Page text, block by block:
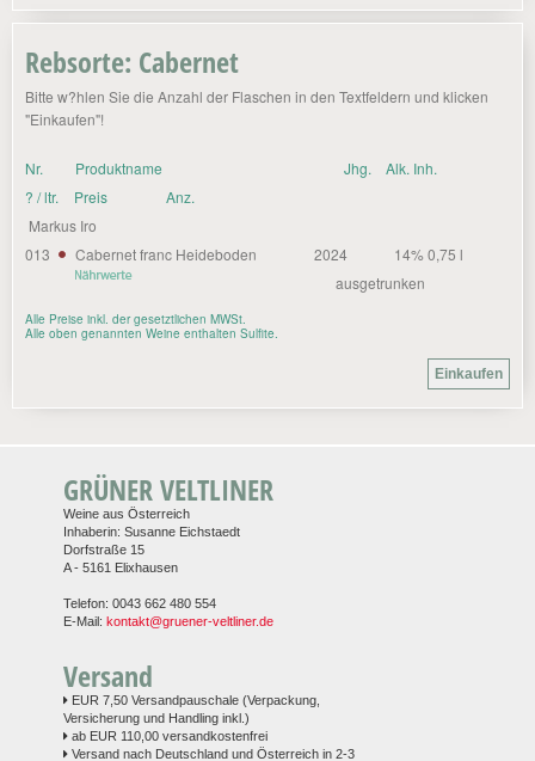
Rebsorte: Cabernet
Bitte w?hlen Sie die Anzahl der Flaschen in den Textfeldern und klicken
"Einkaufen"!
Nr. Produktname Jhg.
Alk. Inh.
? / ltr.
Preis
Anz.
Markus Iro
013
Cabernet franc Heideboden 2024
14% 0,75 l
ausgetrunken
Alle Preise inkl. der gesetztlichen MWSt.
Alle oben genannten Weine enthalten Sulfite.
GRÜNER VELTLINER
Weine aus Österreich
Inhaberin: Susanne Eichstaedt
Dorfstraße 15
A - 5161 Elixhausen
Telefon: 0043 662 480 554
E-Mail: kontakt@gruener-veltliner.de
Versand
EUR 7,50 Versandpauschale (Verpackung,
Versicherung und Handling inkl.)
ab EUR 110,00 versandkostenfrei
Versand nach Deutschland und Österreich in 2-3